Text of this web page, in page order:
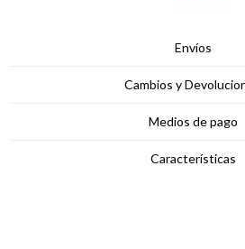
Envíos
Cambios y
Medios de pago
Características